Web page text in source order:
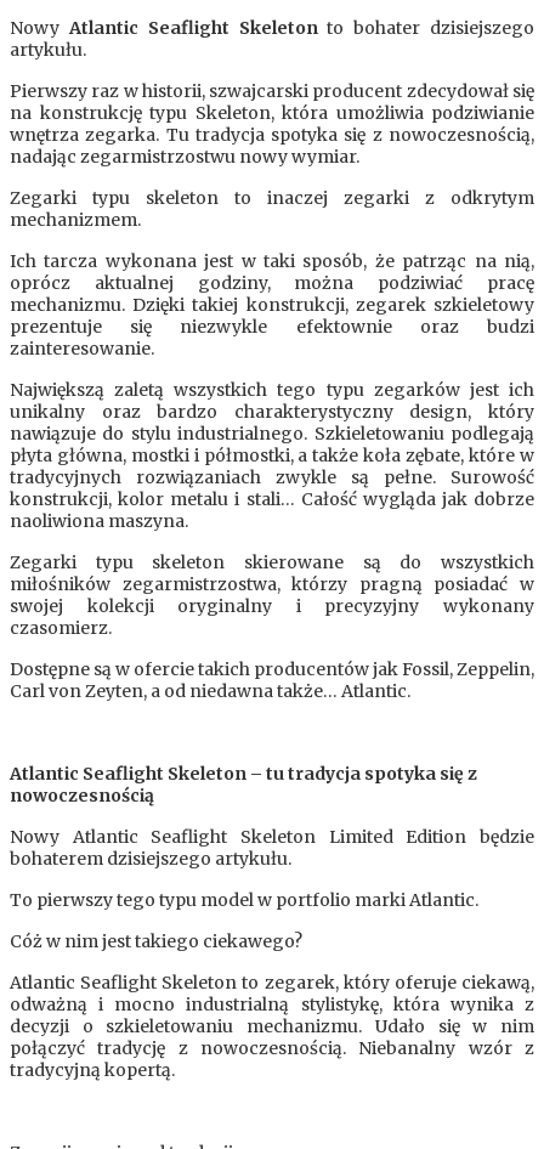
Nowy Atlantic Seaflight Skeletonto bohater dzisiejszego
artykułu.
Pierwszy raz w historii, szwajcarski producent zdecydował się
na konstrukcję typu Skeleton, która umożliwia podziwianie
wnętrza zegarka. Tu tradycja spotyka się z nowoczesnością,
nadając zegarmistrzostwu nowy wymiar.
Zegarki typu skeleton to inaczej zegarki z odkrytym
mechanizmem.
Ich tarcza wykonana jest w taki sposób, że patrząc na nią,
oprócz aktualnej godziny, można podziwiać pracę
mechanizmu. Dzięki takiej konstrukcji, zegarek szkieletowy
prezentuje się niezwykle efektownie oraz budzi
zainteresowanie.
Największą zaletą wszystkich tego typu zegarków jest ich
unikalny oraz bardzo charakterystyczny design, który
nawiązuje do stylu industrialnego. Szkieletowaniu podlegają
płyta główna, mostki i półmostki, a także koła zębate, które w
tradycyjnych rozwiązaniach zwykle są pełne. Surowość
konstrukcji, kolor metalu i stali… Całość wygląda jak dobrze
naoliwiona maszyna.
Zegarki typu skeleton skierowane są do wszystkich
miłośników zegarmistrzostwa, którzy pragną posiadać w
swojej kolekcji oryginalny i precyzyjny wykonany
czasomierz.
Dostępne są w ofercie takich producentów jak Fossil, Zeppelin,
Carl von Zeyten, a od niedawna także… Atlantic.
Atlantic Seaflight Skeleton – tu tradycja spotyka się z
nowoczesnością
Nowy Atlantic Seaflight Skeleton Limited Edition będzie
bohaterem dzisiejszego artykułu.
To pierwszy tego typu model w portfolio marki Atlantic.
Cóż w nim jest takiego ciekawego?
Atlantic Seaflight Skeleton to zegarek, który oferuje ciekawą,
odważną i mocno industrialną stylistykę, która wynika z
decyzji o szkieletowaniu mechanizmu. Udało się w nim
połączyć tradycję z nowoczesnością. Niebanalny wzór z
tradycyjną kopertą.